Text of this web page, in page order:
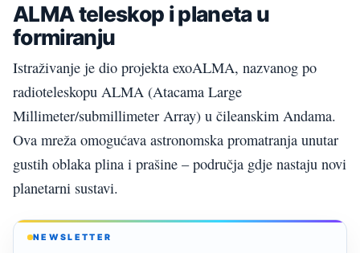
ALMA teleskop i planeta u
formiranju
Istraživanje je dio projekta exoALMA, nazvanog po
radioteleskopu ALMA (Atacama Large
Millimeter/submillimeter Array) u čileanskim Andama.
Ova mreža omogućava astronomska promatranja unutar
gustih oblaka plina i prašine – područja gdje nastaju novi
planetarni sustavi.
NEWSLETTER